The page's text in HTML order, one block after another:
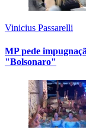
Vinicius Passarelli
MP pede
"Bolsonaro"